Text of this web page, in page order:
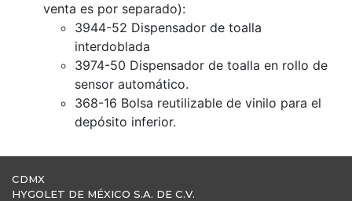
venta es por separado):
3944-52 Dispensador de toalla
interdoblada
3974-50 Dispensador de toalla en rollo de
sensor automático.
368-16 Bolsa reutilizable de vinilo para el
depósito inferior.
CDMX
HYGOLET DE MÉXICO S.A. DE C.V.